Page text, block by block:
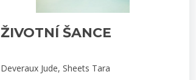
ŽIVOTNÍ ŠANCE
Deveraux Jude, Sheets Tara